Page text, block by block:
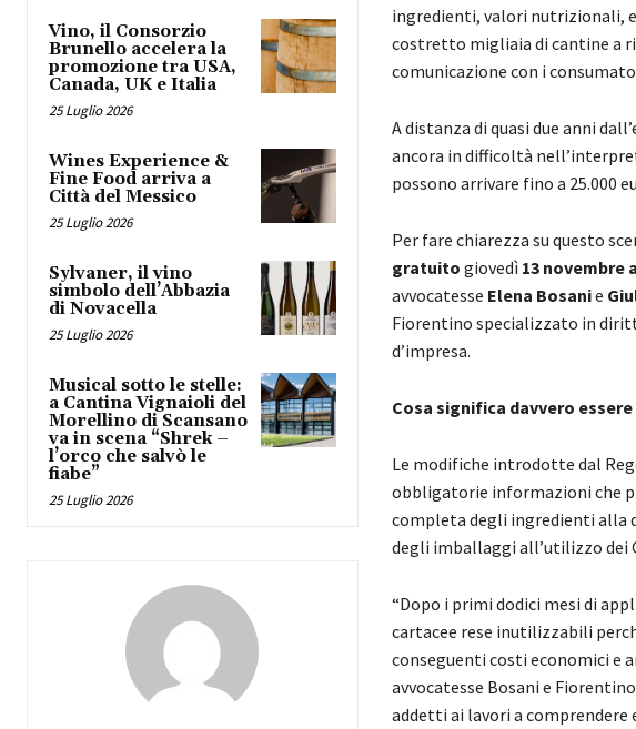
Vino, il Consorzio
Brunello accelera la
promozione tra USA,
Canada, UK e Italia
25 Luglio 2026
Wines Experience &
Fine Food arriva a
Città del Messico
25 Luglio 2026
Sylvaner, il vino
simbolo dell’Abbazia
di Novacella
25 Luglio 2026
Musical sotto le stelle:
a Cantina Vignaioli del
Morellino di Scansano
va in scena “Shrek –
l’orco che salvò le
fiabe”
25 Luglio 2026
ingredienti, valori nutrizionali,
costretto migliaia di cantine a
comunicazione con i
A distanza di quasi due anni
ancora in difficoltà
possono arrivare fino a 25.000
Per fare chiarezza su questo
gratuito giovedì 13 novembre
avvocatesse Elena Bosanie
Fiorentino specializzato in
d’impresa.
Cosa significa davvero
Le modifiche introdotte dal
obbligatorie informazioni che
completa degli ingredienti alla
degli imballaggi all’utilizzo dei
“Dopo i primi dodici mesi di
cartacee rese inutilizzabili
conseguenti costi economici e
avvocatesse Bosani e
addetti ai lavori a